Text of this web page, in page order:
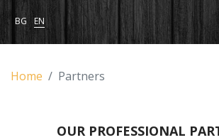
BG EN
Home Partners
OUR PROFESSIONAL